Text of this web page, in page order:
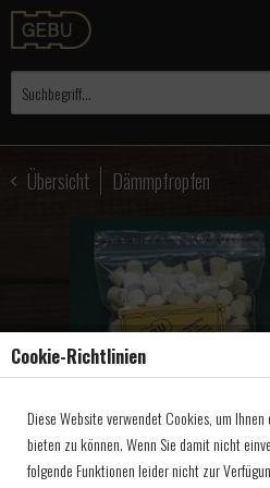
Übersicht Dämmpfropfen
Cookie-Richtlinien
Diese Website verwendet Cookies, um
bieten zu können. Wenn Sie damit nicht
folgende Funktionen leider nicht zur